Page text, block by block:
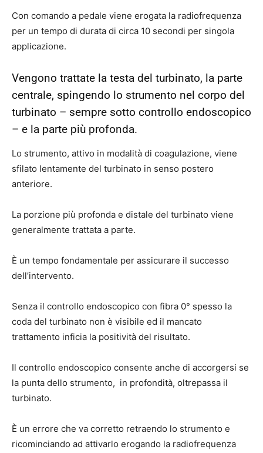
Con comando a pedale viene erogata la radiofrequenza
per un tempo di durata di circa 10 secondi per singola
applicazione.
Vengono trattate la testa del turbinato, la parte
centrale, spingendo lo strumento nel corpo del
turbinato – sempre sotto controllo endoscopico
– e la parte più profonda.
Lo strumento, attivo in modalità di coagulazione, viene
sfilato lentamente del turbinato in senso postero
anteriore.
La porzione più profonda e distale del turbinato viene
generalmente trattata a parte.
È un tempo fondamentale per assicurare il successo
dell’intervento.
Senza il controllo endoscopico con fibra 0° spesso la
coda del turbinato non è visibile ed il mancato
trattamento inficia la positività del risultato.
Il controllo endoscopico consente anche di accorgersi se
la punta dello strumento, in profondità, oltrepassa il
turbinato.
È un errore che va corretto retraendo lo strumento e
ricominciando ad attivarlo erogando la radiofrequenza